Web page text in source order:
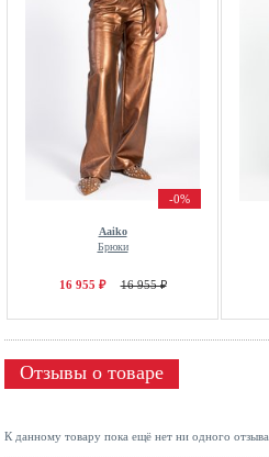
-0%
Aaiko
Брюки
16 955 ₽ 16 955 ₽
Отзывы о товаре
К данному товару пока ещё нет ни одного отзыва.